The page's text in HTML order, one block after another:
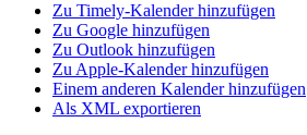
Zu Timely-Kalender hinzufügen
Zu Google hinzufügen
Zu Outlook hinzufügen
Zu Apple-Kalender hinzufügen
Einem anderen Kalender hinzufügen
Als XML exportieren